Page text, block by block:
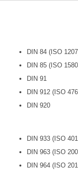
DIN 84 (ISO
DIN 85 (ISO
DIN 91
DIN 912 (ISO
DIN 920
DIN 933 (ISO
DIN 963 (ISO
DIN 964 (ISO